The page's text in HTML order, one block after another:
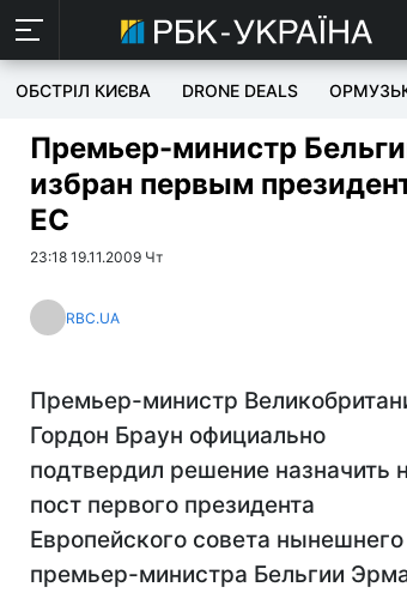
ОБСТРІЛ КИЄВА DRONE DEALS
Премьер-министр
избран первым
ЕС
23:18 19.11.2009 Чт
RBC.UA
Премьер-министр
Гордон Браун официально
подтвердил решение назначить
пост первого президента
Европейского совета нынешнего
премьер-министра Бельгии